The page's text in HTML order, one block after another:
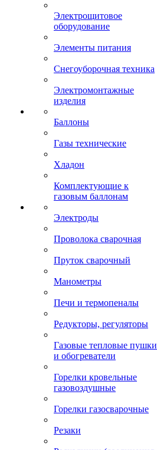
Электрощитовое
оборудование
Элементы питания
Снегоуборочная техника
Электромонтажные
изделия
Баллоны
Газы технические
Хладон
Комплектующие к
газовым баллонам
Электроды
Проволока сварочная
Пруток сварочный
Манометры
Печи и термопеналы
Редукторы, регуляторы
Газовые тепловые пушки
и обогреватели
Горелки кровельные
газовоздушные
Горелки газосварочные
Резаки